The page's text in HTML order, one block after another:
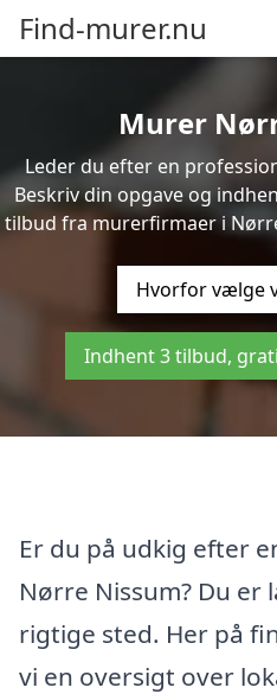
Find-murer.nu
Murer
Leder du efter en
Beskriv din opgave og
tilbud fra murerfirmaer i
Hvorfor vælge
Indhent 3 tilbud,
Er du på udkig efter
Nørre Nissum? Du er
rigtige sted. Her på
vi en oversigt over